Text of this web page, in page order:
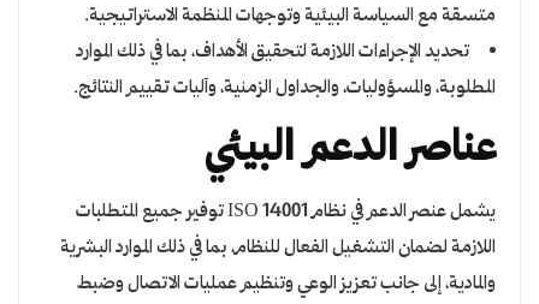
متسقة مع السياسة البيئية وتوجهات المنظمة الاستراتيجية.
تحديد الإجراءات اللازمة لتحقيق الأهداف، بما في ذلك الموارد
المطلوبة، والمسؤوليات، والجداول الزمنية، وآليات تقييم النتائج.
عناصر الدعم البيئي
يشمل عنصر الدعم في نظام ISO 14001 توفير جميع المتطلبات
اللازمة لضمان التشغيل الفعال للنظام، بما في ذلك الموارد البشرية
والمادية، إلى جانب تعزيز الوعي وتنظيم عمليات الاتصال وضبط